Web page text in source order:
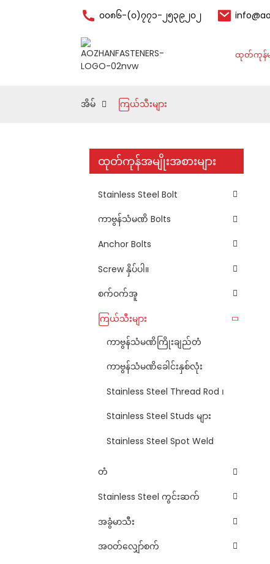
၀၀၈၆-(၀)၇၇၁-၂၅၃၉၂၀၂
ထုတ်ကုန်မ
အိမ် ကြယ်သီးများ
ထုတ်ကုန်အမျိုးအစားများ
Stainless Steel Bolt
ကာဗွန်သံမဏိ Bolts
Anchor Bolts
Screw နှိပ်ပါ။
စက်ဝက်အူ
ကြယ်သီးများ
ကာဗွန်သံမဏိကြိုးချည်တံ
ကာဗွန်သံမဏိခေါင်းနှစ်လုံး
Stainless Steel Thread Rod ၊
Stainless Steel Studs များ
Stainless Steel Spot Weld
တံ
Stainless Steel ကွင်းဆက်
အခွံမာသီး
အဝတ်လျှော်စက်